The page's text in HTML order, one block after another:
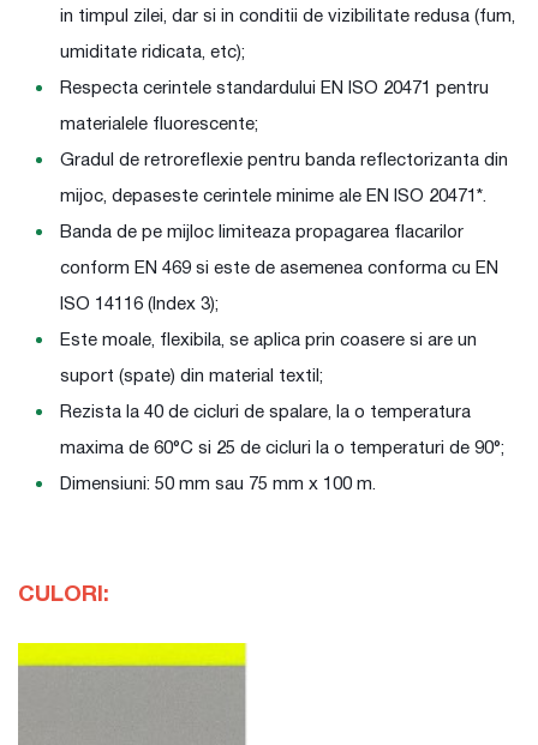
in timpul zilei, dar si in conditii de vizibilitate redusa (fum,
umiditate ridicata, etc);
Respecta cerintele standardului EN ISO 20471 pentru
materialele fluorescente;
Gradul de retroreflexie pentru banda reflectorizanta din
mijoc, depaseste cerintele minime ale EN ISO 20471*.
Banda de pe mijloc limiteaza propagarea flacarilor
conform EN 469 si este de asemenea conforma cu EN
ISO 14116 (Index 3);
Este moale, flexibila, se aplica prin coasere si are un
suport (spate) din material textil;
Rezista la 40 de cicluri de spalare, la o temperatura
maxima de 60°C si 25 de cicluri la o temperaturi de 90°;
Dimensiuni: 50 mm sau 75 mm x 100 m.
CULORI :